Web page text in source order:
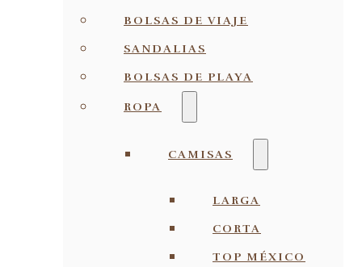
BOLSAS DE VIAJE
SANDALIAS
BOLSAS DE PLAYA
ROPA
CAMISAS
LARGA
CORTA
TOP MÉXICO